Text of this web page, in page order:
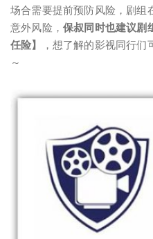
场合需要提前预防风险，剧组
意外风险， 保叔同时也建议剧
任险】
，想了解的影视同行
～